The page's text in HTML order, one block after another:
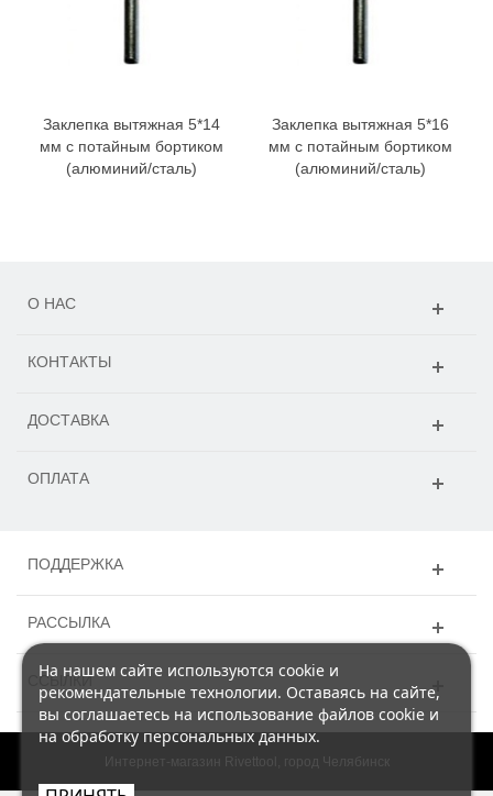
Заклепка вытяжная 5*14
мм с потайным бортиком
(алюминий/сталь)
Заклепка вытяжная 5*16
мм с потайным бортиком
(алюминий/сталь)
О НАС
КОНТАКТЫ
ДОСТАВКА
ОПЛАТА
ПОДДЕРЖКА
РАССЫЛКА
ССЫЛКИ
На нашем сайте используются cookie и
рекомендательные технологии. Оставаясь на сайте,
вы соглашаетесь на использование файлов cookie и
на обработку персональных данных.
Интернет-магазин Rivettool, город Челябинск